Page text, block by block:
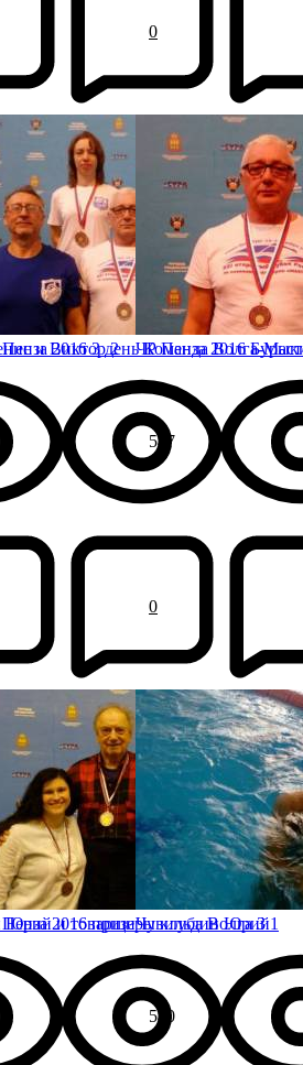
0
и Виктор 2
547
0
2016 3 день Команда Волга-
ЧР Пенза 2016
Юрий и товарщи
540
2016 призеры клуба Волга 3
Чувильдин Юрий1